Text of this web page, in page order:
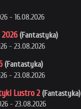
- 16.08.2026
(Fantastyka)
- 23.08.2026
(Fantastyka)
- 23.08.2026
Lustro 2 (Fantastyka)
- 23.08.2026